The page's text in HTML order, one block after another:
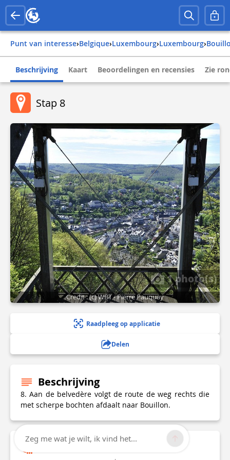
Punt van interesse› belgique› luxembourg› luxembourg›
Beschrijving Kaart Beoordelingen en recensies Zie
Stap 8
1 photo(s)
Credit : (c) WBT - Pierre Pauquay
Raadpleeg op applicatie
Delen
Beschrijving
8. Aan de belvedère volgt de route de weg rechts die
met scherpe bochten afdaalt naar Bouillon.
Technische informatie
Zeg me wat je wilt, ik vind het...